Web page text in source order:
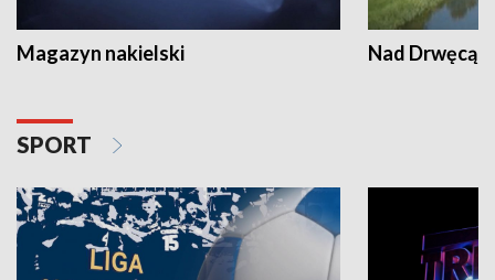
Magazyn nakielski Nad Drwęcą
SPORT